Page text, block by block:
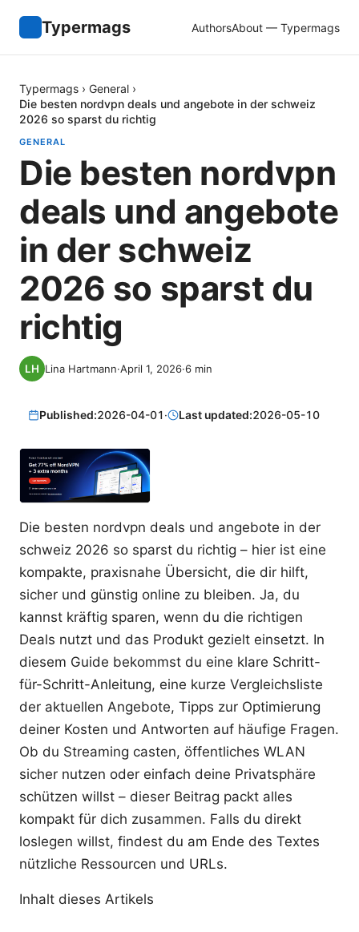
Typermags AuthorsAbout — Typermags
Typermags › General ›
Die besten nordvpn deals und angebote in der schweiz
2026 so sparst du richtig
GENERAL
Die besten nordvpn
deals und angebote
in der schweiz
2026 so sparst du
richtig
Lina Hartmann·April 1, 2026·6 min
Published:2026-04-01· Last updated:2026-05-10
Die besten nordvpn deals und angebote in der
schweiz 2026 so sparst du richtig – hier ist eine
kompakte, praxisnahe Übersicht, die dir hilft,
sicher und günstig online zu bleiben. Ja, du
kannst kräftig sparen, wenn du die richtigen
Deals nutzt und das Produkt gezielt einsetzt. In
diesem Guide bekommst du eine klare Schritt-
für-Schritt-Anleitung, eine kurze Vergleichsliste
der aktuellen Angebote, Tipps zur Optimierung
deiner Kosten und Antworten auf häufige Fragen.
Ob du Streaming casten, öffentliches WLAN
sicher nutzen oder einfach deine Privatsphäre
schützen willst – dieser Beitrag packt alles
kompakt für dich zusammen. Falls du direkt
loslegen willst, findest du am Ende des Textes
nützliche Ressourcen und URLs.
Inhalt dieses Artikels